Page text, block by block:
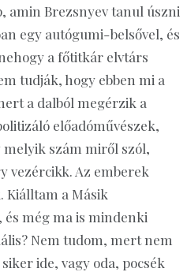
amin Brezsnyev tanul úszni
egy autógumi-belsővel, és
a főtitkár elvtárs
tudják, hogy ebben mi a
a dalból megérzik a
előadóművészek,
szám miről szól,
vezércikk. Az emberek
Kiálltam a Másik
és még ma is mindenki
Nem tudom, mert nem
ide, vagy oda, pocsék